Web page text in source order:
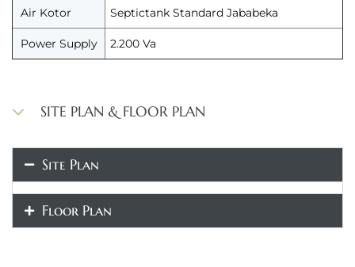
Air Kotor Septictank Standard Jababeka
Power Supply 2.200 Va
SITE PLAN & FLOOR PLAN
Site Plan
Floor Plan